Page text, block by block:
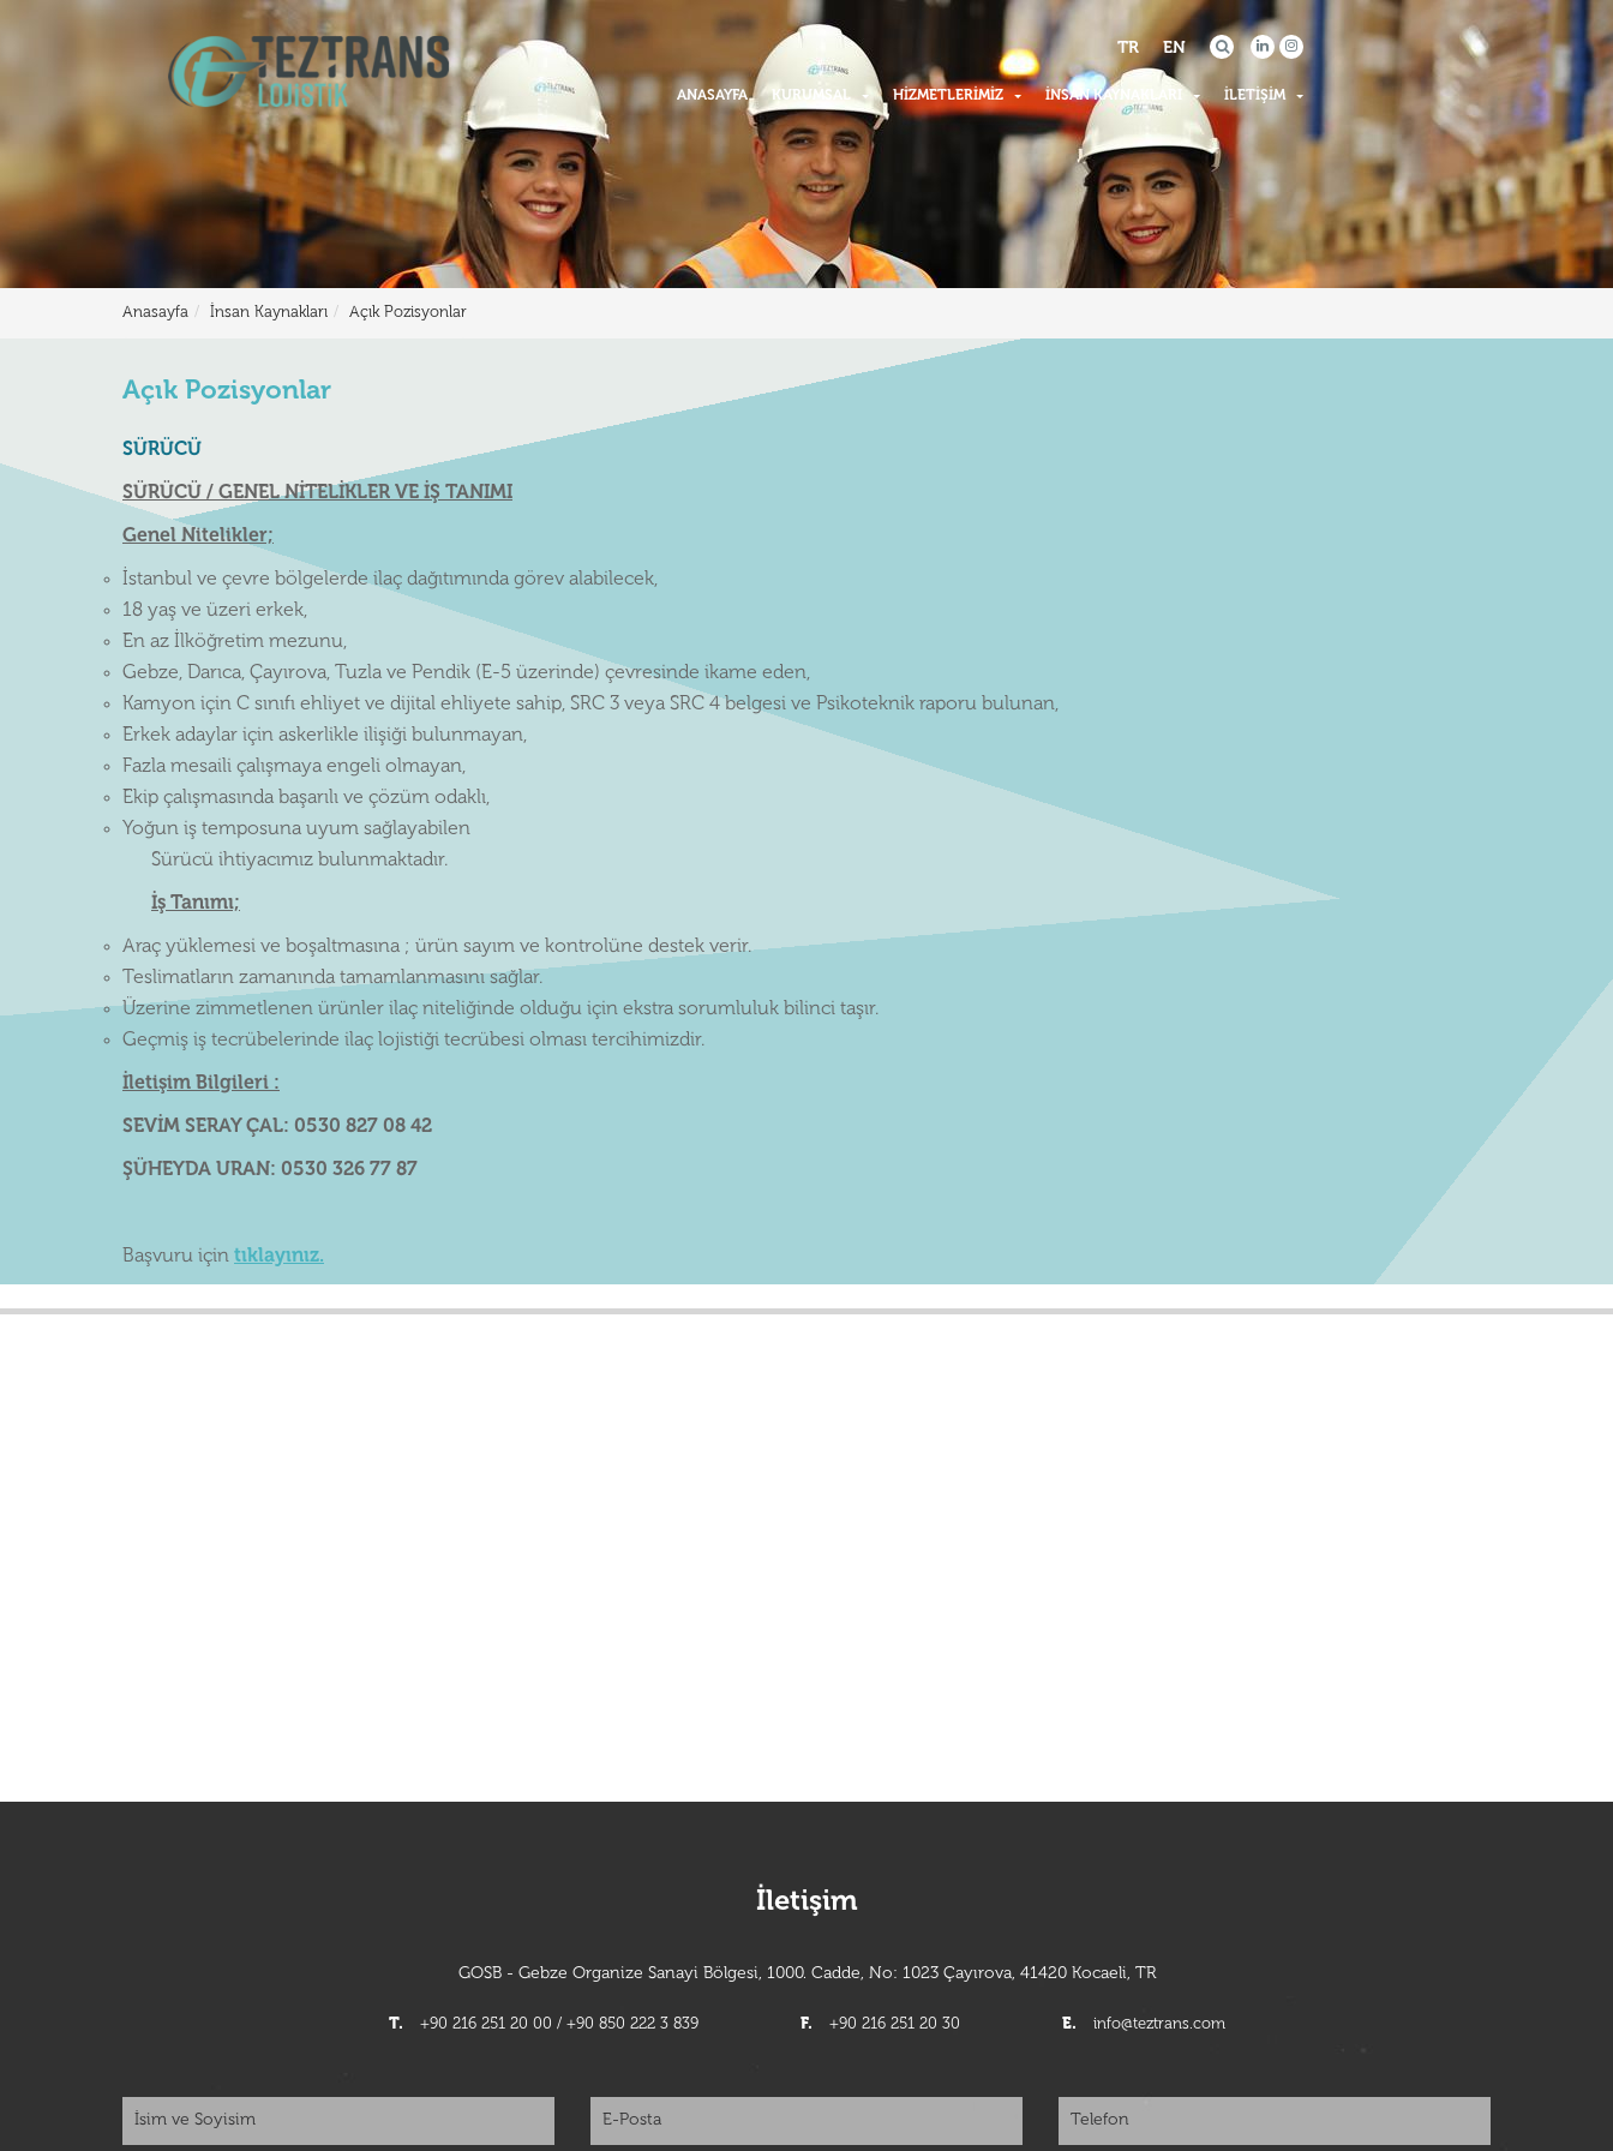
TR EN
ANASAYFA KURUMSAL HIZMETLERIMIZ İNSAN KAYNAKLARI İLETIŞIM
Açık Pozisyonlar
İnsan Kaynakları
Anasayfa
Açık Pozisyonlar
SÜRÜCÜ
SÜRÜCÜ / GENEL NİTELİKLER VE İŞ TANIMI
Genel Nitelikler;
İstanbul ve çevre bölgelerde ilaç dağıtımında görev alabilecek,
18 yaş ve üzeri erkek,
En az İlköğretim mezunu,
Gebze, Darıca, Çayırova, Tuzla ve Pendik (E-5 üzerinde) çevresinde ikame eden,
Kamyon için C sınıfı ehliyet ve dijital ehliyete sahip, SRC 3 veya SRC 4 belgesi ve Psikoteknik raporu bulunan,
Erkek adaylar için askerlikle ilişiği bulunmayan,
Fazla mesaili çalışmaya engeli olmayan,
Ekip çalışmasında başarılı ve çözüm odaklı,
Yoğun iş temposuna uyum sağlayabilen
Sürücü ihtiyacımız bulunmaktadır.
İş Tanımı;
Araç yüklemesi ve boşaltmasına ; ürün sayım ve kontrolüne destek verir.
Teslimatların zamanında tamamlanmasını sağlar.
Üzerine zimmetlenen ürünler ilaç niteliğinde olduğu için ekstra sorumluluk bilinci taşır.
Geçmiş iş tecrübelerinde ilaç lojistiği tecrübesi olması tercihimizdir.
İletişim Bilgileri :
SEVİM SERAY ÇAL: 0530 827 08 42
ŞÜHEYDA URAN: 0530 326 77 87
Başvuru için tıklayınız.
İletişim
GOSB - Gebze Organize Sanayi Bölgesi, 1000. Cadde, No: 1023 Çayırova, 41420 Kocaeli, TR
T. +90 216 251 20 00 / +90 850 222 3 839 F. +90 216 251 20 30 E. info@teztrans.com